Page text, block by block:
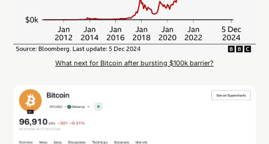
What next for Bitcoin after bursting $100k barrier?